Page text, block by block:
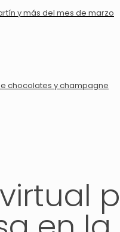
y más del mes de marzo
chocolates y champagne